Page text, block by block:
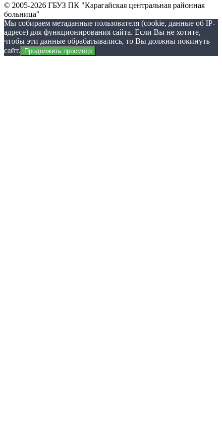
© 2005-2026 ГБУЗ ПК "Карагайская центральная районная
больница"
Мы собираем метаданные пользователя (cookie, данные об IP-
адресе) для функционирования сайта. Если Вы не хотите,
чтобы эти данные обрабатывались, то Вы должны покинуть
сайт.
Продолжить просмотр